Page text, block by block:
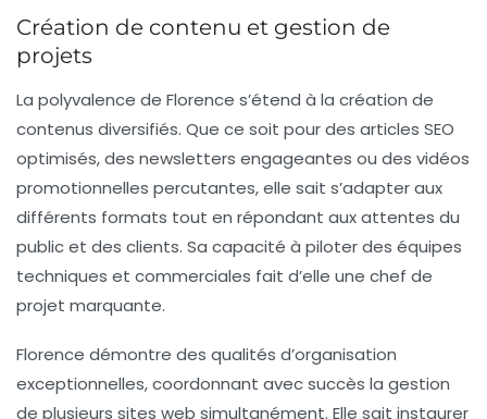
Création de contenu et gestion de
projets
La polyvalence de Florence s’étend à la création de
contenus diversifiés. Que ce soit pour des articles SEO
optimisés, des newsletters engageantes ou des vidéos
promotionnelles percutantes, elle sait s’adapter aux
différents formats tout en répondant aux attentes du
public et des clients. Sa capacité à piloter des équipes
techniques et commerciales fait d’elle une chef de
projet marquante.
Florence démontre des qualités d’organisation
exceptionnelles, coordonnant avec succès la gestion
de plusieurs sites web simultanément. Elle sait instaurer